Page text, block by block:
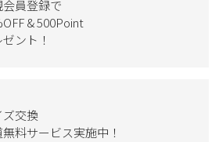
会員登録で
& 500Point
ント！
ズ交換
料サービス実施中！